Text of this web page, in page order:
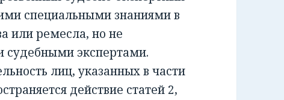
специальными знаниями в
или ремесла, но не
судебными экспертами.
лиц, указанных в части
действие статей 2,